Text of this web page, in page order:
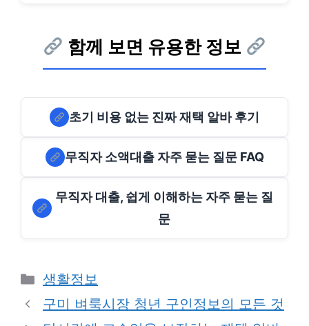
함께 보면 유용한 정보
초기 비용 없는 진짜 재택 알바 후기
무직자 소액대출 자주 묻는 질문 FAQ
무직자 대출, 쉽게 이해하는 자주 묻는 질
문
Categories
생활정보
구미 벼룩시장 청년 구인정보의 모든 것